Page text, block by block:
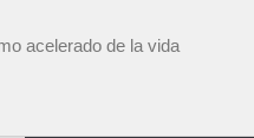
acelerado de la vida